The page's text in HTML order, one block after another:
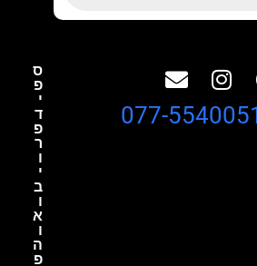
ס
פ
י
ד
פ
ר
ו
י
ב
ו
א
ו
ה
פ